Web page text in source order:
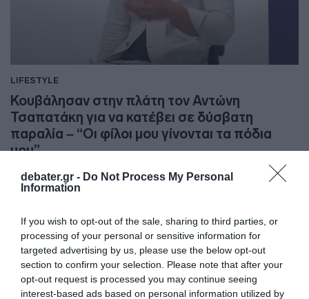
debater.gr - Do Not Process My Personal
Information
If you wish to opt-out of the sale, sharing to third parties, or
processing of your personal or sensitive information for
targeted advertising by us, please use the below opt-out
section to confirm your selection. Please note that after your
opt-out request is processed you may continue seeing
interest-based ads based on personal information utilized by
LIFESTYLE
Κουβάλησαν στην πλάτη τον Αντώνη
Τσαπατάκη για να κατέβει σε δύσβατη
παραλία – “Οι φίλοι μου γίνονται τα πόδια
μου”
Η συγκινητική ανάρτηση του παραολυμπιονίκη